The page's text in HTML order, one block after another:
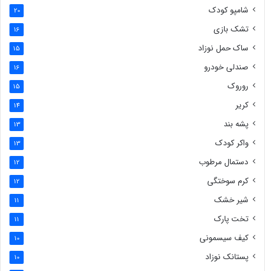
شامپو کودک 20
تشک بازی 16
ساک حمل نوزاد 15
صندلی خودرو 16
روروک 15
کریر 14
پشه بند 13
واکر کودک 13
دستمال مرطوب 12
کرم سوختگی 12
شیر خشک 11
تخت پارک 11
کیف سیسمونی 10
پستانک نوزاد 10